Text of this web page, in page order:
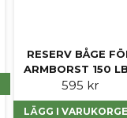
RESERV BÅGE
ARMBORST 150
595 kr
LÄGG I